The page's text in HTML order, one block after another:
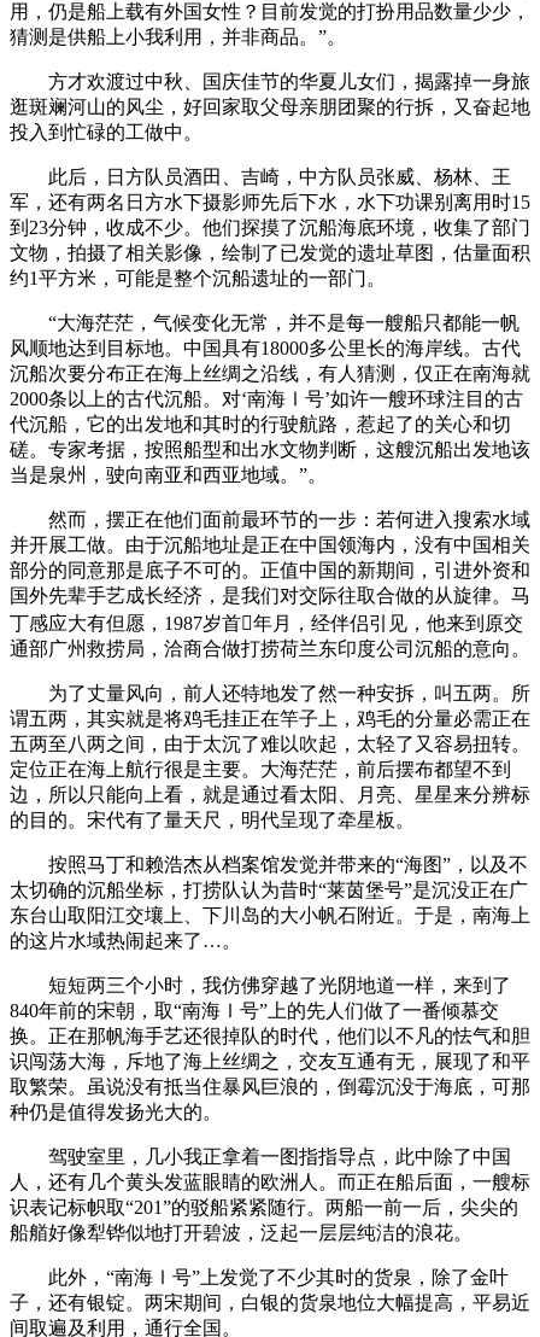
用，仍是船上载有外国女性？目前发觉的打扮用品数量少少，
猜测是供船上小我利用，并非商品。”。
方才欢渡过中秋、国庆佳节的华夏儿女们，揭露掉一身旅
逛斑斓河山的风尘，好回家取父母亲朋团聚的行拆，又奋起地
投入到忙碌的工做中。
此后，日方队员酒田、吉崎，中方队员张威、杨林、王
军，还有两名日方水下摄影师先后下水，水下功课别离用时15
到23分钟，收成不少。他们探摸了沉船海底环境，收集了部门
文物，拍摄了相关影像，绘制了已发觉的遗址草图，估量面积
约1平方米，可能是整个沉船遗址的一部门。
“大海茫茫，气候变化无常，并不是每一艘船只都能一帆
风顺地达到目标地。中国具有18000多公里长的海岸线。古代
沉船次要分布正在海上丝绸之沿线，有人猜测，仅正在南海就
2000条以上的古代沉船。对‘南海Ⅰ号’如许一艘环球注目的古
代沉船，它的出发地和其时的行驶航路，惹起了的关心和切
磋。专家考据，按照船型和出水文物判断，这艘沉船出发地该
当是泉州，驶向南亚和西亚地域。”。
然而，摆正在他们面前最环节的一步：若何进入搜索水域
并开展工做。由于沉船地址是正在中国领海内，没有中国相关
部分的同意那是底子不可的。正值中国的新期间，引进外资和
国外先辈手艺成长经济，是我们对交际往取合做的从旋律。马
丁感应大有但愿，1987岁首年月，经伴侣引见，他来到原交
通部广州救捞局，洽商合做打捞荷兰东印度公司沉船的意向。
为了丈量风向，前人还特地发了然一种安拆，叫五两。所
谓五两，其实就是将鸡毛挂正在竿子上，鸡毛的分量必需正在
五两至八两之间，由于太沉了难以吹起，太轻了又容易扭转。
定位正在海上航行很是主要。大海茫茫，前后摆布都望不到
边，所以只能向上看，就是通过看太阳、月亮、星星来分辨标
的目的。宋代有了量天尺，明代呈现了牵星板。
按照马丁和赖浩杰从档案馆发觉并带来的“海图”，以及不
太切确的沉船坐标，打捞队认为昔时“莱茵堡号”是沉没正在广
东台山取阳江交壤上、下川岛的大小帆石附近。于是，南海上
的这片水域热闹起来了…。
短短两三个小时，我仿佛穿越了光阴地道一样，来到了
840年前的宋朝，取“南海Ⅰ号”上的先人们做了一番倾慕交
换。正在那帆海手艺还很掉队的时代，他们以不凡的怯气和胆
识闯荡大海，斥地了海上丝绸之，交友互通有无，展现了和平
取繁荣。虽说没有抵当住暴风巨浪的，倒霉沉没于海底，可那
种仍是值得发扬光大的。
驾驶室里，几小我正拿着一图指指导点，此中除了中国
人，还有几个黄头发蓝眼睛的欧洲人。而正在船后面，一艘标
识表记标帜取“201”的驳船紧紧随行。两船一前一后，尖尖的
船艏好像犁铧似地打开碧波，泛起一层层纯洁的浪花。
此外，“南海Ⅰ号”上发觉了不少其时的货泉，除了金叶
子，还有银锭。两宋期间，白银的货泉地位大幅提高，平易近
间取遍及利用，通行全国。